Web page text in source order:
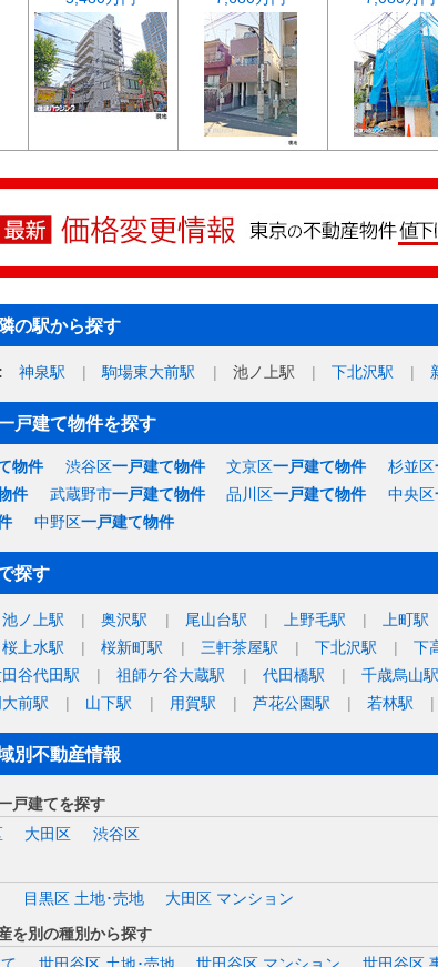
の駅から探す
神泉駅 駒場東大前駅 池ノ上駅 下北沢駅
戸建て物件を探す
物件 渋谷区一戸建て物件 文京区一戸建て物件 杉並区
件 武蔵野市一戸建て物件 品川区一戸建て物件 中央区
中野区一戸建て物件
探す
池ノ上駅 奥沢駅 尾山台駅 上野毛駅 上町駅
桜上水駅 桜新町駅 三軒茶屋駅 下北沢駅 下
谷代田駅 祖師ケ谷大蔵駅 代田橋駅 千歳烏山駅
前駅 山下駅 用賀駅 芦花公園駅 若林駅
別不動産情報
戸建てを探す
大田区
渋谷区
目黒区 土地･売地
大田区 マンション
を別の種別から探す
世田谷区 土地･売地 世田谷区 マンション 世田谷区